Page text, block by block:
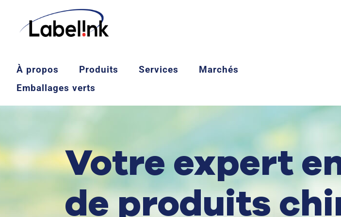
À propos Produits Services
Marchés
Emballages verts
Votre expert
de produits